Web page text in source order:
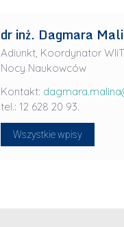
dr inż. Dagmara
Adiunkt, Koordynator
Nocy Naukowców
Kontakt:
tel.: 12 628 20 93.
Wszystkie wpisy